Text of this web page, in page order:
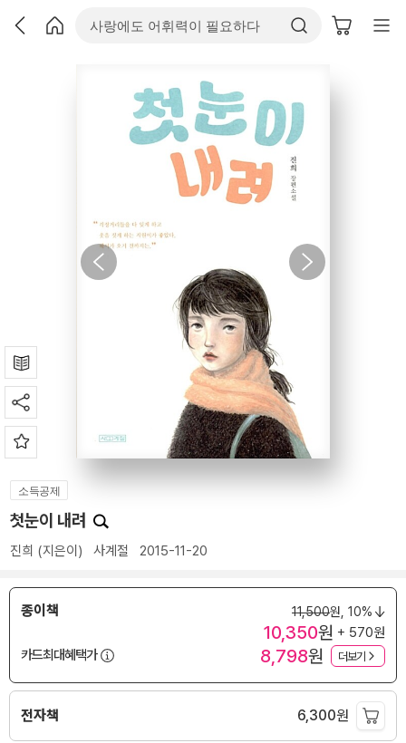
소득공제
첫눈이 내려
진희 (지은이) 사계절 2015-11-20
종이책 11,500원, 10%
10,350원 + 570원
카드최대혜택가
8,798원 더보기
전자책 6,300원